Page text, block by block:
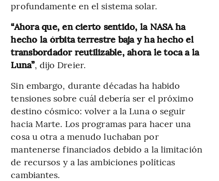
profundamente en el sistema solar.
“Ahora que, en cierto sentido, la NASA ha
hecho la órbita terrestre baja y ha hecho el
transbordador reutilizable, ahora le toca a la
Luna”, dijo Dreier.
Sin embargo, durante décadas ha habido
tensiones sobre cuál debería ser el próximo
destino cósmico: volver a la Luna o seguir
hacia Marte. Los programas para hacer una
cosa u otra a menudo luchaban por
mantenerse financiados debido a la limitación
de recursos y a las ambiciones políticas
cambiantes.